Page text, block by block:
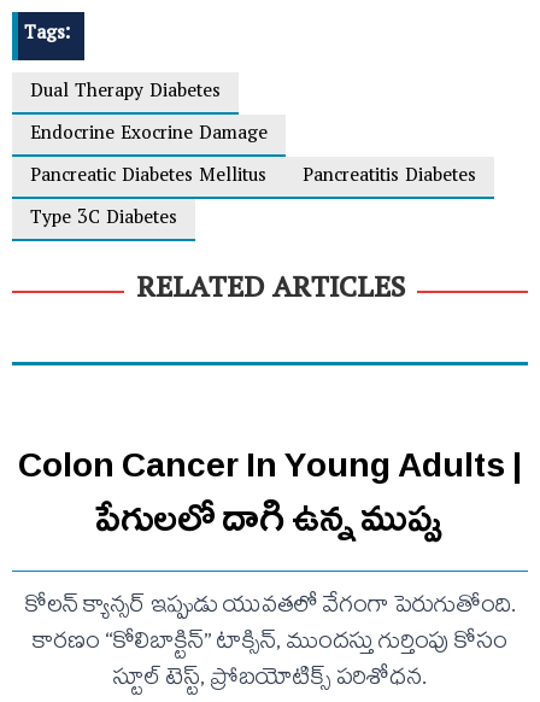
Tags:
Dual Therapy Diabetes
Endocrine Exocrine Damage
Pancreatic Diabetes Mellitus
Pancreatitis Diabetes
Type 3C Diabetes
RELATED ARTICLES
Colon Cancer In Young Adults |
పేగులలో దాగి ఉన్న ముప్పు
కోలన్ క్యాన్సర్ ఇప్పుడు యువతలో వేగంగా పెరుగుతోంది.
కారణం “కోలిబాక్టిన్” టాక్సిన్, ముందస్తు గుర్తింపు కోసం
స్టూల్ టెస్ట్, ప్రోబయోటిక్స్ పరిశోధన.